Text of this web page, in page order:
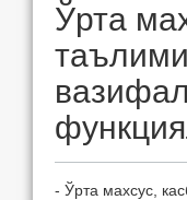
Ўрта
- Ўрта махсус,